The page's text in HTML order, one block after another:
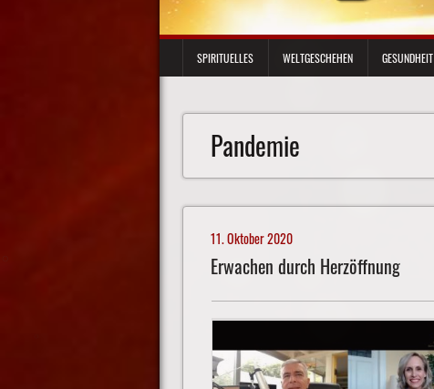
SPIRITUELLES WELTGESCHEHEN GESUNDHEIT
Pandemie
11. Oktober 2020
Erwachen durch Herzöffnung